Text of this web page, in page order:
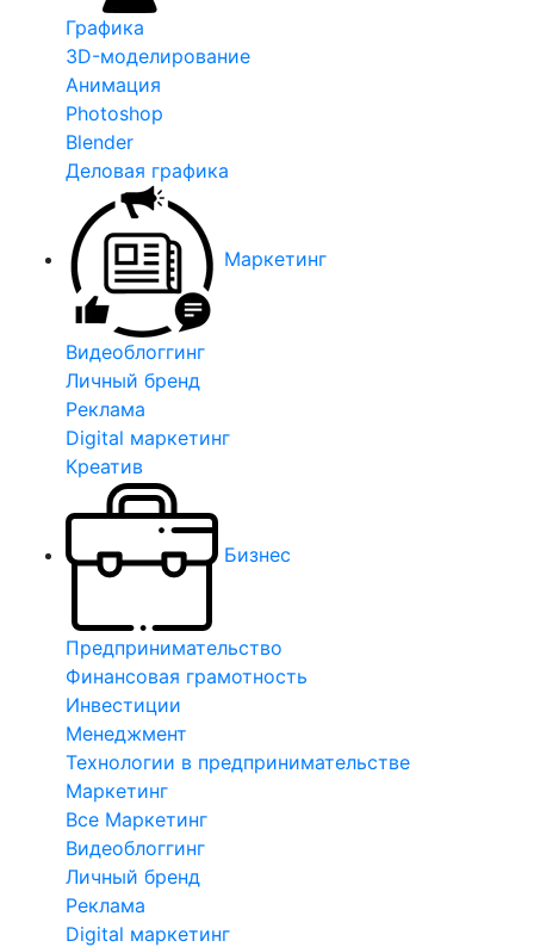
Графика
3D-моделирование
Анимация
Photoshop
Blender
Деловая графика
Маркетинг
Видеоблоггинг
Личный бренд
Реклама
Digital маркетинг
Креатив
Бизнес
Предпринимательство
Финансовая грамотность
Инвестиции
Менеджмент
Технологии в предпринимательстве
Маркетинг
Все Маркетинг
Видеоблоггинг
Личный бренд
Реклама
Digital маркетинг